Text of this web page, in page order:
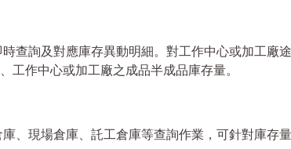
查詢及對應庫存異動明細。對工作中心或加工廠
工作中心或加工廠之成品半成品庫存量。
、現場倉庫、託工倉庫等查詢作業，可針對庫存